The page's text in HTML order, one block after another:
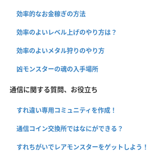
効率的なお金稼ぎの方法
効率のよいレベル上げのやり方は？
効率のよいメタル狩りのやり方
凶モンスターの魂の入手場所
通信に関する質問、お役立ち
すれ違い専用コミュニティを作成！
通信コイン交換所ではなにができる？
すれちがいでレアモンスターをゲットしよう！